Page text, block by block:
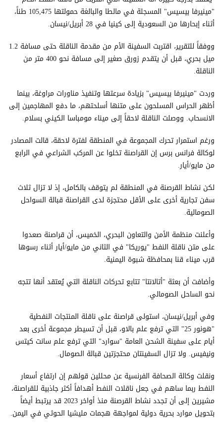
"مينيرفا بيسيس" المسجلة في مالطا والبالغة حمولتها 105,475 طناً،
أثناء إبحارها من السعودية إلى كينيا في 28 أبريل/نيسان.
ووفقاً للتقرير، اقتربت السفينة الأم من مقدمة الناقلة حتى مسافة 1.2
ميل بحري، قبل أن يتقدم زورق صغير إلى مسافة نحو 400 متر من
الناقلة.
وردت "مينيرفا بيسيس" بزيادة سرعتها وتنفيذ مناورات مراوغة، بينما
أظهر الحراس المسلحون على متنها أسلحتهم، ما دفع المهاجمين إلى
الانسحاب. ووصلت الناقلة لاحقاً إلى ميناء مومباسا الكيني بسلام.
ورغم استمرار تحرك المجموعة في المنطقة لفترة لاحقة، قالت المصادر
لوكالة فرانس برس إن القراصنة تخلوا عن المركب الشراعي في الرابع
من مايو/أيار.
لكن نشاط القرصنة في المنطقة لم يتوقف بالكامل، إذ لا تزال ثلاث
سفن تجارية أخرى على الأقل محتجزة لدى القراصنة قبالة السواحل
الصومالية.
وأعلنت منظمة الأمن والتعاون البحري، الخميس، أن قراصنة صعدوا
على متن ناقلة النفط "يوريكا" في الثاني من مايو/أيار أثناء رسوها
قرب ميناء قنا بمحافظة شبوة اليمنية.
وأضافت أن بعثة "أتالانتا" تتابع تحركات الناقلة التي يُعتقد أنها تتجه
نحو الساحل الصومالي.
وفي أبريل/نيسان، استولى قراصنة على ناقلة المنتجات النفطية
"هونور 25" التي ترفع علم بالاو، قبل أن تسيطر مجموعة أخرى بعد
أيام على سفينة الشحن العامة "سوارد" التي ترفع علم سانت كيتس
ونيفيس. ولا تزال السفينتان محتجزتين قبالة الصومال.
ونقلت وكالة الصحافة الفرنسية عن محللين قولهم إن ارتفاع أسعار
النفط ربما ساهم في جعل ناقلات النفط أهدافاً أكثر جاذبية للقراصنة،
مشيرين إلى أن تجدد نشاط القرصنة منذ أواخر 2023 قد يرتبط أيضاً
بتحويل موارد بحرية دولية لمواجهة هجمات مليشيا الحوثي في اليمن.